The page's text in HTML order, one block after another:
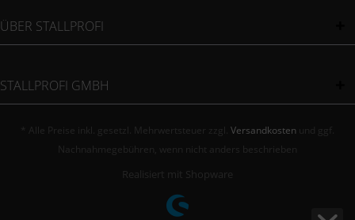
ÜBER STALLPROFI
STALLPROFI GMBH
* Alle Preise inkl. gesetzl. Mehrwertsteuer zzgl. Versandkosten und ggf.
Nachnahmegebühren, wenn nicht anders beschrieben
Realisiert mit Shopware